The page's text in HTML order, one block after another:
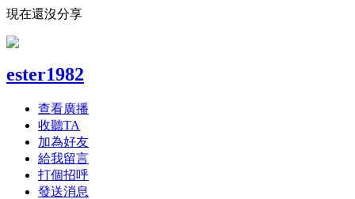
現在還沒分享
ester1982
查看廣播
收聽TA
加為好友
給我留言
打個招呼
發送消息